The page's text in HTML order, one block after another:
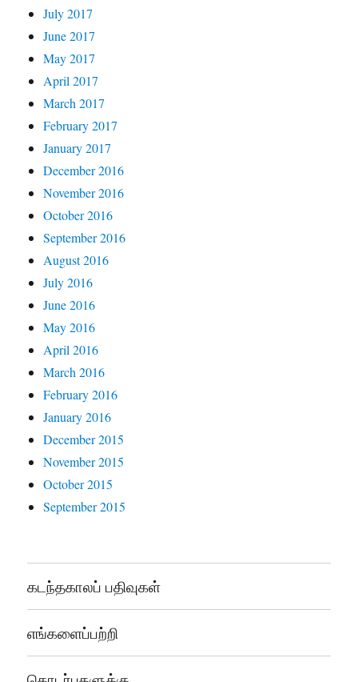
July 2017
June 2017
May 2017
April 2017
March 2017
February 2017
January 2017
December 2016
November 2016
October 2016
September 2016
August 2016
July 2016
June 2016
May 2016
April 2016
March 2016
February 2016
January 2016
December 2015
November 2015
October 2015
September 2015
கடந்தகாலப் பதிவுகள்
எங்களைப்பற்றி